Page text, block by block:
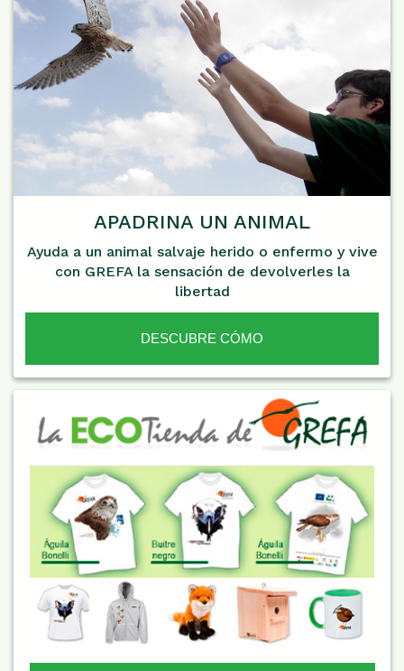
APADRINA UN ANIMAL
Ayuda a un animal salvaje herido o enfermo y vive
con GREFA la sensación de devolverles la
libertad
DESCUBRE CÓMO